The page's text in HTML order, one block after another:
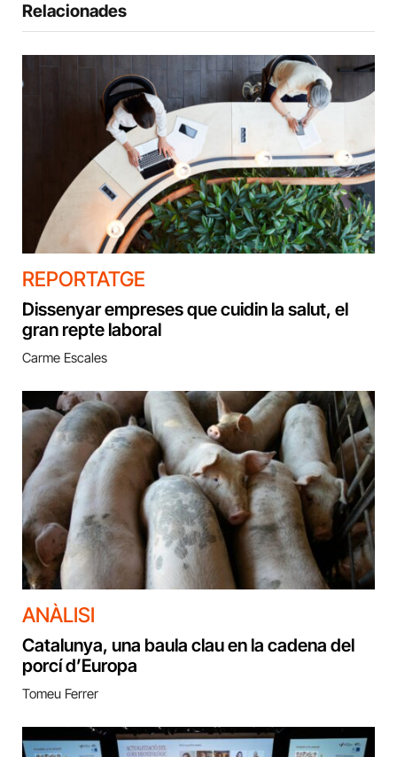
Relacionades
REPORTATGE
Dissenyar empreses que cuidin la salut, el
gran repte laboral
Carme Escales
ANÀLISI
Catalunya, una baula clau en la cadena del
porcí d’Europa
Tomeu Ferrer